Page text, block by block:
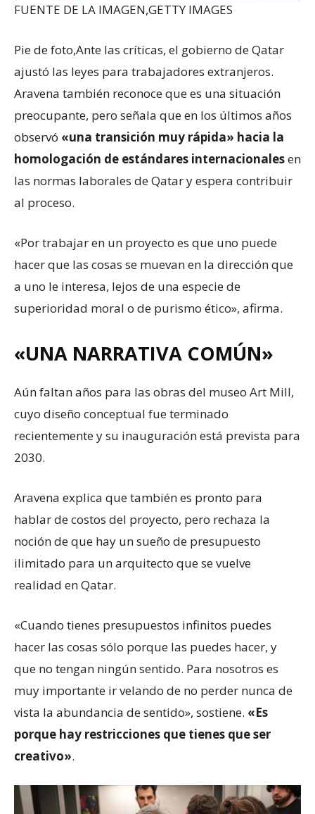
FUENTE DE LA IMAGEN,GETTY IMAGES
Pie de foto,Ante las críticas, el gobierno de Qatar
ajustó las leyes para trabajadores extranjeros.
Aravena también reconoce que es una situación
preocupante, pero señala que en los últimos años
observó «una transición muy rápida» hacia la
homologación de estándares internacionalesen
las normas laborales de Qatar y espera contribuir
al proceso.
«Por trabajar en un proyecto es que uno puede
hacer que las cosas se muevan en la dirección que
a uno le interesa, lejos de una especie de
superioridad moral o de purismo ético», afirma.
«UNA NARRATIVA COMÚN»
Aún faltan años para las obras del museo Art Mill,
cuyo diseño conceptual fue terminado
recientemente y su inauguración está prevista para
2030.
Aravena explica que también es pronto para
hablar de costos del proyecto, pero rechaza la
noción de que hay un sueño de presupuesto
ilimitado para un arquitecto que se vuelve
realidad en Qatar.
«Cuando tienes presupuestos infinitos puedes
hacer las cosas sólo porque las puedes hacer, y
que no tengan ningún sentido. Para nosotros es
muy importante ir velando de no perder nunca de
vista la abundancia de sentido», sostiene. «Es
porque hay restricciones que tienes que ser
creativo».